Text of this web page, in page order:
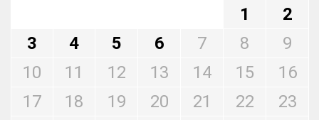
1
2
3
4 5 6 7 8
9
10
11 12 13 14 15
16
17
18 19 20 21 22
23